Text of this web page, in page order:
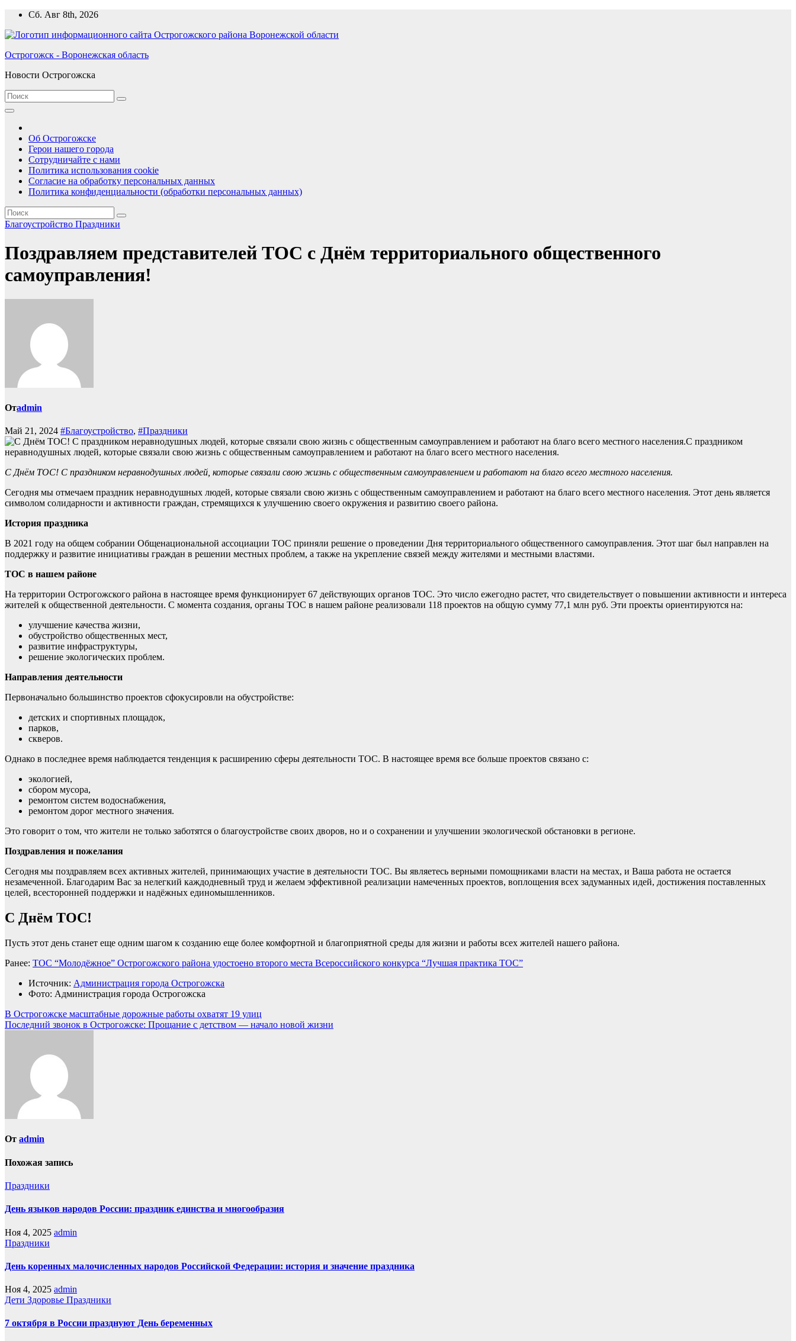
Перейти
содержимому
Сб. Авг 8th, 2026
Острогожск - Воронежская область
Новости Острогожска
Об Острогожске
Герои нашего города
Сотрудничайте с нами
Политика использования cookie
Согласие на обработку персональных данных
Политика конфиденциальности (обработки персональных данных)
Благоустройство Праздники
Поздравляем представителей ТОС с Днём территориального общественного
самоуправления!
Отadmin
Май 21, 2024 #Благоустройство, #Праздники
С праздником
неравнодушных людей, которые связали свою жизнь с общественным самоуправлением и работают на благо всего местного населения.
С Днём ТОС! С праздником неравнодушных людей, которые связали свою жизнь с общественным самоуправлением и работают на благо всего местного населения.
Сегодня мы отмечаем праздник неравнодушных людей, которые связали свою жизнь с общественным самоуправлением и работают на благо всего местного населения. Этот день является
символом солидарности и активности граждан, стремящихся к улучшению своего окружения и развитию своего района.
История праздника
В 2021 году на общем собрании Общенациональной ассоциации ТОС приняли решение о проведении Дня территориального общественного самоуправления. Этот шаг был направлен на
поддержку и развитие инициативы граждан в решении местных проблем, а также на укрепление связей между жителями и местными властями.
ТОС в нашем районе
На территории Острогожского района в настоящее время функционирует 67 действующих органов ТОС. Это число ежегодно растет, что свидетельствует о повышении активности и интереса
жителей к общественной деятельности. С момента создания, органы ТОС в нашем районе реализовали 118 проектов на общую сумму 77,1 млн руб. Эти проекты ориентируются на:
улучшение качества жизни,
обустройство общественных мест,
развитие инфраструктуры,
решение экологических проблем.
Направления деятельности
Первоначально большинство проектов сфокусировли на обустройстве:
детских и спортивных площадок,
парков,
скверов.
Однако в последнее время наблюдается тенденция к расширению сферы деятельности ТОС. В настоящее время все больше проектов связано с:
экологией,
сбором мусора,
ремонтом систем водоснабжения,
ремонтом дорог местного значения.
Это говорит о том, что жители не только заботятся о благоустройстве своих дворов, но и о сохранении и улучшении экологической обстановки в регионе.
Поздравления и пожелания
Сегодня мы поздравляем всех активных жителей, принимающих участие в деятельности ТОС. Вы являетесь верными помощниками власти на местах, и Ваша работа не остается
незамеченной. Благодарим Вас за нелегкий каждодневный труд и желаем эффективной реализации намеченных проектов, воплощения всех задуманных идей, достижения поставленных
целей, всесторонней поддержки и надёжных единомышленников.
С Днём ТОС!
Пусть этот день станет еще одним шагом к созданию еще более комфортной и благоприятной среды для жизни и работы всех жителей нашего района.
Ранее: ТОС “Молодёжное” Острогожского района удостоено второго места Всероссийского конкурса “Лучшая практика ТОС”
Источник: Администрация города Острогожска
Фото: Администрация города Острогожска
Навигация
по
В Острогожске масштабные дорожные работы охватят 19 улиц
Последний звонок в Острогожске: Прощание с детством — начало новой жизни
От admin
Похожая запись
Праздники
День языков народов России: праздник единства и многообразия
Ноя 4, 2025 admin
Праздники
День коренных малочисленных народов Российской Федерации: история и значение праздника
Ноя 4, 2025 admin
Дети Здоровье Праздники
7 октября в России празднуют День беременных